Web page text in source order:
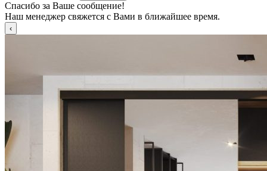
Спасибо за Ваше сообщение!
Наш менеджер свяжется с Вами в ближайшее время.